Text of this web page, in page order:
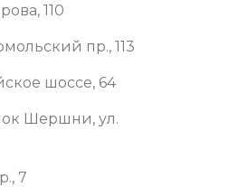
110
пр., 113
шоссе, 64
Шершни, ул.
7